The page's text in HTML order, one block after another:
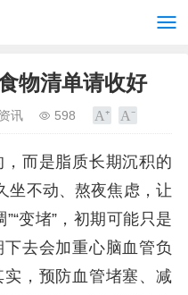
物清单请收好
讯 598
而是脂质长期沉积的
坐不动、熬夜焦虑，让
变堵”，初期可能只是
去会加重心脑血管负
，预防血管堵塞、减